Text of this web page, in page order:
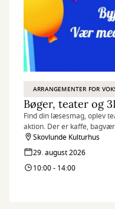
ARRANGEMENTER FOR
Find din læsesmag, oplev
aktion. Der er kaffe,
børn og voksne.
Skovlunde Kulturhus
29. august 2026
10:00 - 14:00